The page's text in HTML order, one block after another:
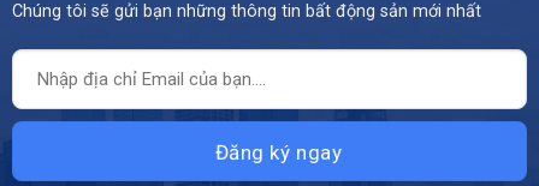
Chúng tôi sẽ gửi bạn những thông tin bất động sản mới nhất